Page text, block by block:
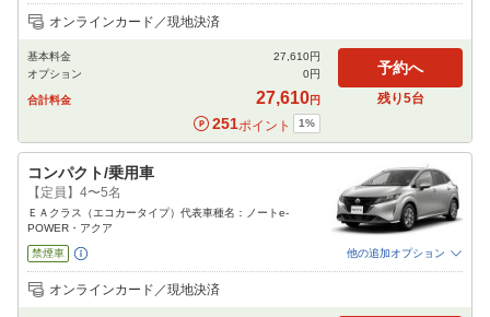
追加可能オプション
（次画面で選択ができます）
ETC
オンラインカード／現地決済
基本料金 27,610円
オプション
0円
合計料金 27,610円
251ポイント 1%
予約へ
残り5台
コンパクト/乗用車
【定員】4〜5名
ＥＡクラス（エコカータイプ）代表車種名：ノートe-
POWER・アクア
禁煙車 他の追加オプション
追加可能オプション
（次画面で選択ができます）
オンラインカード／現地決済